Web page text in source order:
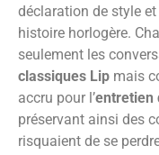
déclaration de style
histoire horlogère.
seulement les
classiques Lip mais
accru pour l’entretien
préservant ainsi des
risquaient de se